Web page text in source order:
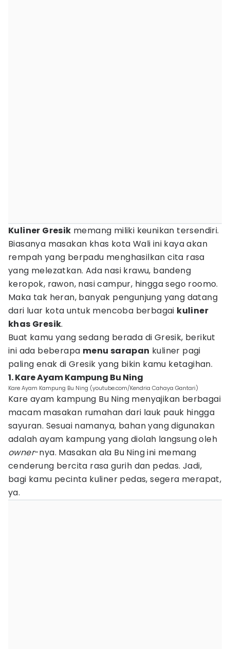
Kuliner Gresik memang miliki keunikan tersendiri.
Biasanya masakan khas kota Wali ini kaya akan
rempah yang berpadu menghasilkan cita rasa
yang melezatkan. Ada nasi krawu, bandeng
keropok, rawon, nasi campur, hingga sego roomo.
Maka tak heran, banyak pengunjung yang datang
dari luar kota untuk mencoba berbagai kuliner
khas Gresik.
Buat kamu yang sedang berada di Gresik, berikut
ini ada beberapa menu sarapan kuliner pagi
paling enak di Gresik yang bikin kamu ketagihan.
1. Kare Ayam Kampung Bu Ning
Kare Ayam Kampung Bu Ning (youtube.com/Kendria Cahaya Gantari)
Kare ayam kampung Bu Ning menyajikan berbagai
macam masakan rumahan dari lauk pauk hingga
sayuran. Sesuai namanya, bahan yang digunakan
adalah ayam kampung yang diolah langsung oleh
owner-nya. Masakan ala Bu Ning ini memang
cenderung bercita rasa gurih dan pedas. Jadi,
bagi kamu pecinta kuliner pedas, segera merapat,
ya.